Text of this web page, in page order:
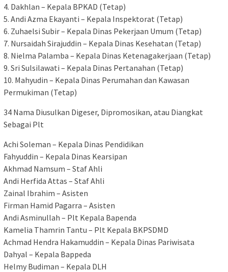
4. Dakhlan – Kepala BPKAD (Tetap)
5. Andi Azma Ekayanti – Kepala Inspektorat (Tetap)
6. Zuhaelsi Subir – Kepala Dinas Pekerjaan Umum (Tetap)
7. Nursaidah Sirajuddin – Kepala Dinas Kesehatan (Tetap)
8. Nielma Palamba – Kepala Dinas Ketenagakerjaan (Tetap)
9. Sri Sulsilawati – Kepala Dinas Pertanahan (Tetap)
10. Mahyudin – Kepala Dinas Perumahan dan Kawasan
Permukiman (Tetap)
34 Nama Diusulkan Digeser, Dipromosikan, atau Diangkat
Sebagai Plt
Achi Soleman – Kepala Dinas Pendidikan
Fahyuddin – Kepala Dinas Kearsipan
Akhmad Namsum – Staf Ahli
Andi Herfida Attas – Staf Ahli
Zainal Ibrahim – Asisten
Firman Hamid Pagarra – Asisten
Andi Asminullah – Plt Kepala Bapenda
Kamelia Thamrin Tantu – Plt Kepala BKPSDMD
Achmad Hendra Hakamuddin – Kepala Dinas Pariwisata
Dahyal – Kepala Bappeda
Helmy Budiman – Kepala DLH